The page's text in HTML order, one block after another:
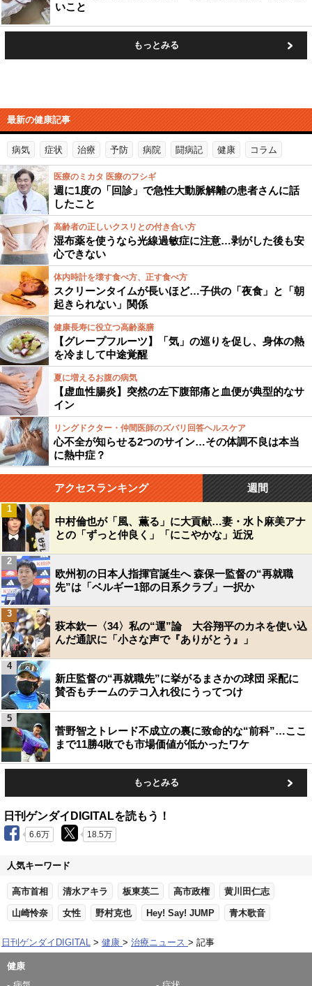
いこと
もっとみる
最新の健康記事
病気 症状 治療 予防 病院 闘病記 健康 コラム
医療のミカタ 医療のフシギ
週に1度の「回診」で急性大動脈解離の患者さんに話
したこと
高齢者の正しいクスリとの付き合い方
湿布薬を使うなら光線過敏症に注意…剥がした後も安
心できない
体内時計を壊す食べ方、正す食べ方
スクリーンタイムが長いほど…子供の「夜食」と「朝
起きられない」関係
健康長寿に役立つ高齢薬膳
【グレープフルーツ】「気」の巡りを促し、身体の熱
を冷まして中途覚醒
夏に増えるお腹の病気
【虚血性腸炎】突然の左下腹部痛と血便が典型的なサ
イン
リングドクター・仲間医師のズバリ回答ヘルスケア
心不全が知らせる2つのサイン…その体調不良は本当
に熱中症？
アクセスランキング 週間
中村倫也が「風、薫る」に大貢献…妻・水卜麻美アナ
との「ずっと仲良く」「にこやかな」近況
1
欧州初の日本人指揮官誕生へ 森保一監督の“再就職
先”は「ベルギー1部の日系クラブ」一択か
2
萩本欽一〈34〉私の“運”論 大谷翔平のカネを使い込
んだ通訳に「小さな声で『ありがとう』」
3
新庄監督の“再就職先”に挙がるまさかの球団 采配に
賛否もチームのテコ入れ役にうってつけ
4
菅野智之トレード不成立の裏に致命的な“前科”…ここ
まで11勝4敗でも市場価値が低かったワケ
5
もっとみる
日刊ゲンダイDIGITALを読もう！
6.6万 18.5万
人気キーワード
高市首相 清水アキラ 板東英二 高市政権 黄川田仁志
山崎怜奈 女性 野村克也 Hey! Say! JUMP 青木歌音
日刊ゲンダイDIGITAL 健康 治療ニュース 記事
健康